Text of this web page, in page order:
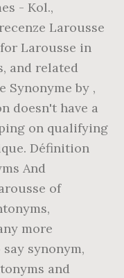
- Kol.,
Larousse
Larousse in
and related
Synonyme by ,
doesn't have a
on qualifying
Définition
And
of
more
synonym,
and